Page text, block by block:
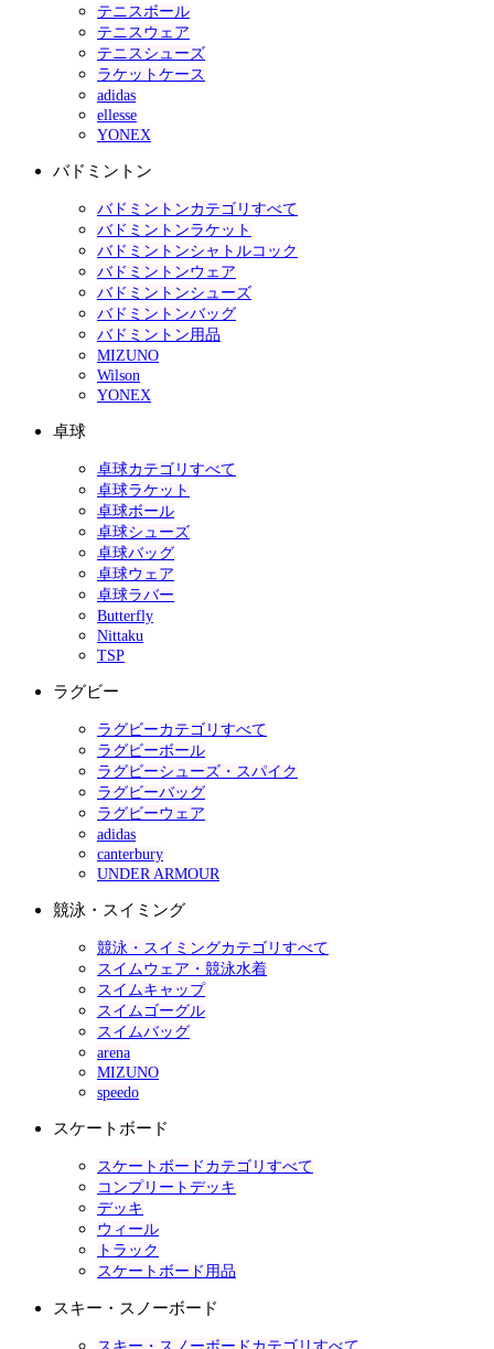
テニスボール
テニスウェア
テニスシューズ
ラケットケース
adidas
ellesse
YONEX
バドミントン
バドミントンカテゴリすべて
バドミントンラケット
バドミントンシャトルコック
バドミントンウェア
バドミントンシューズ
バドミントンバッグ
バドミントン用品
MIZUNO
Wilson
YONEX
卓球
卓球カテゴリすべて
卓球ラケット
卓球ボール
卓球シューズ
卓球バッグ
卓球ウェア
卓球ラバー
Butterfly
Nittaku
TSP
ラグビー
ラグビーカテゴリすべて
ラグビーボール
ラグビーシューズ・スパイク
ラグビーバッグ
ラグビーウェア
adidas
canterbury
UNDER ARMOUR
競泳・スイミング
競泳・スイミングカテゴリすべて
スイムウェア・競泳水着
スイムキャップ
スイムゴーグル
スイムバッグ
arena
MIZUNO
speedo
スケートボード
スケートボードカテゴリすべて
コンプリートデッキ
デッキ
ウィール
トラック
スケートボード用品
スキー・スノーボード